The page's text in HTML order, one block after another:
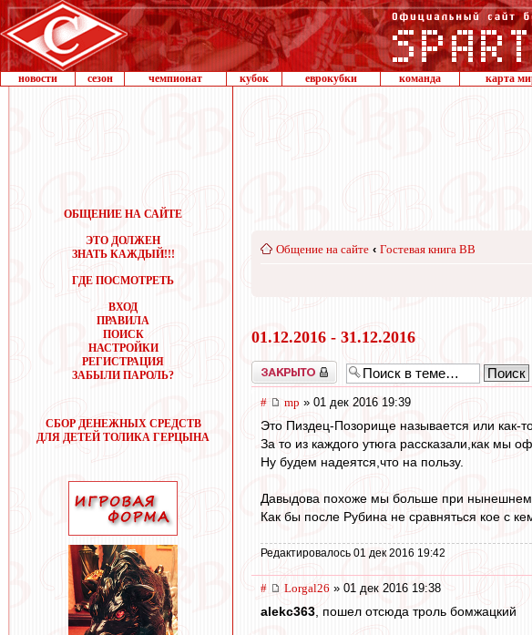
новости сезон чемпионат кубок еврокубки команда карта
ОБЩЕНИЕ НА САЙТЕ
ЭТО ДОЛЖЕН
ЗНАТЬ КАЖДЫЙ!!!
ГДЕ ПОСМОТРЕТЬ
ВХОД
ПРАВИЛА
ПОИСК
НАСТРОЙКИ
РЕГИСТРАЦИЯ
ЗАБЫЛИ ПАРОЛЬ?
СБОР ДЕНЕЖНЫХ СРЕДСТВ
ДЛЯ ДЕТЕЙ ТОЛИКА ГЕРЦЫНА
Общение на сайте ‹ Гостевая книга ВВ
01.12.2016 - 31.12.2016
Закрыто
# mp » 01 дек 2016 19:39
Это Пиздец-Позорище называется или как-
За то из каждого утюга рассказали,как мы
Ну будем надеятся,что на пользу.
Давыдова похоже мы больше при нынешнем
Как бы после Рубина не сравняться кое с
Редактировалось 01 дек 2016 19:42
# Lorgal26 » 01 дек 2016 19:38
alekc363, пошел отсюда троль бомжацкий